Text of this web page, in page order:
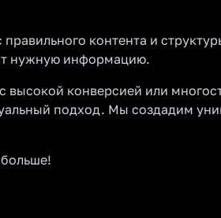
правильного контента и
нужную информацию.
высокой конверсией или
подход. Мы создадим